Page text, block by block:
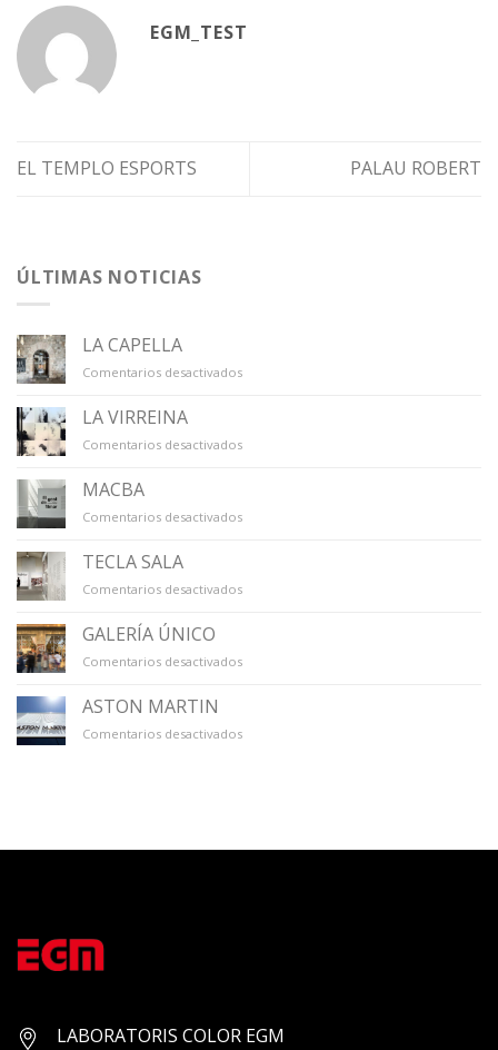
EGM_TEST
EL TEMPLO ESPORTS PALAU ROBERT
ÚLTIMAS NOTICIAS
LA CAPELLA
Comentarios desactivadosen
LA VIRREINA
Comentarios desactivadosen
MACBA
Comentarios desactivadosen
TECLA SALA
Comentarios desactivadosen
GALERÍA ÚNICO
Comentarios desactivadosen
ASTON MARTIN
Comentarios desactivadosen
LABORATORIS COLOR EGM